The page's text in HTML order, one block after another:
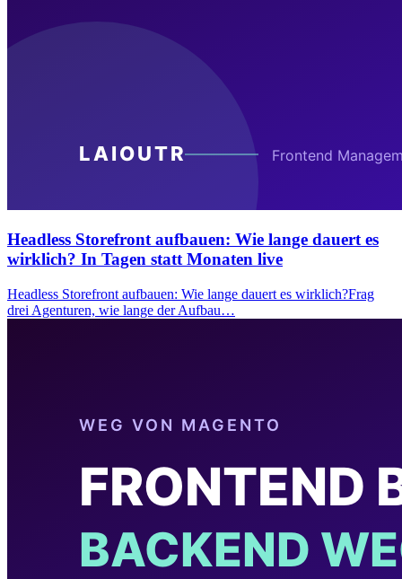
Headless Storefront aufbauen: Wie lange dauert es
wirklich? In Tagen statt Monaten live
Headless Storefront aufbauen: Wie lange dauert es wirklich?Frag
drei Agenturen, wie lange der Aufbau…